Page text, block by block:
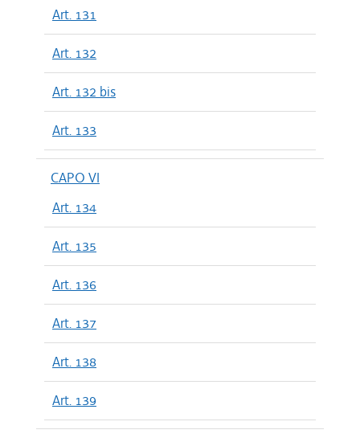
Art. 131
Art. 132
Art. 132 bis
Art. 133
CAPO VI
Art. 134
Art. 135
Art. 136
Art. 137
Art. 138
Art. 139